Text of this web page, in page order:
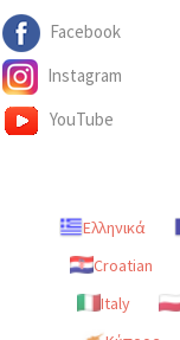
Facebook
Instagram
YouTube
Ελληνικά
Croatian
Italy